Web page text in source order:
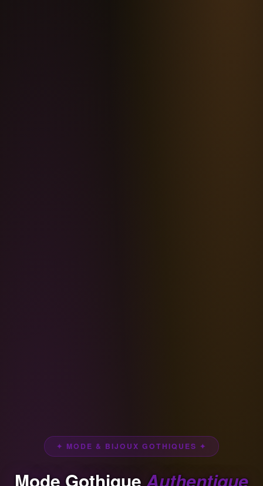
✦ MODE & BIJOUX GOTHIQUES ✦
Mode Gothique Authentique